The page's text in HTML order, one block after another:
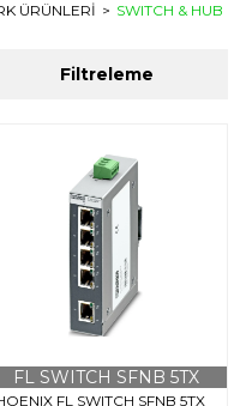
ÜRÜNLERİ SWITCH & HUB
Filtreleme
FL SWITCH SFNB 5TX
FL SWITCH SFNB 5TX